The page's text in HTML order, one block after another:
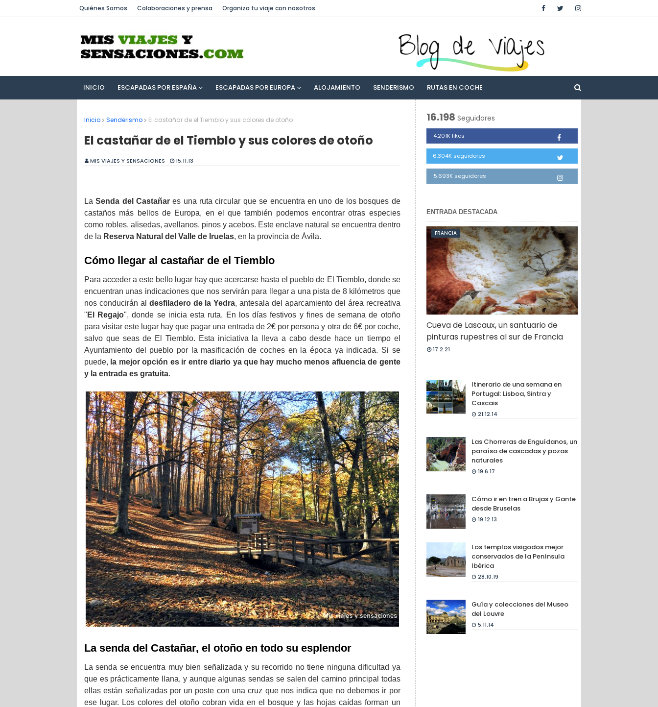
Quiénes Somos Colaboraciones y prensa Organiza tu viaje con nosotros
INICIO ESCAPADAS POR ESPAÑA ESCAPADAS POR EUROPA ALOJAMIENTO SENDERISMO RUTAS EN COCHE
Inicio Senderismo El castañar de el Tiemblo y sus colores de otoño
El castañar de el Tiemblo y sus colores de otoño
MIS VIAJES Y SENSACIONES 15.11.13
LaSenda del Castañar es una ruta circular que se encuentra en uno de los bosques de
castaños más bellos de Europa, en el que también podemos encontrar otras especies
como robles, alisedas, avellanos, pinos y acebos. Este enclave natural se encuentra dentro
de la Reserva Natural del Valle de Iruelas, en la provincia de Ávila.
Cómo llegar al castañar de el Tiemblo
Para acceder a este bello lugar hay que acercarse hasta el pueblo de El Tiemblo, donde se
encuentran unas indicaciones que nos servirán para llegar a una pista de 8 kilómetros que
nos conducirán al desfiladero de la Yedra, antesala del aparcamiento del área recreativa
" El Regajo", donde se inicia esta ruta. En los días festivos y fines de semana de otoño
para visitar este lugar hay que pagar una entrada de 2€ por persona y otra de 6€ por coche,
salvo que seas de El Tiemblo. Esta iniciativa la lleva a cabo desde hace un tiempo el
Ayuntamiento del pueblo por la masificación de coches en la época ya indicada. Si se
puede, la mejor opción es ir entre diario ya que hay mucho menos afluencia de gente
y la entrada es gratuita.
La senda del Castañar, el otoño en todo su esplendor
La senda se encuentra muy bien señalizada y su recorrido no tiene ninguna dificultad ya
que es prácticamente llana, y aunque algunas sendas se salen del camino principal todas
ellas están señalizadas por un poste con una cruz que nos indica que no debemos ir por
ese lugar. Los colores del otoño cobran vida en el bosque y las hojas caídas forman un
16.198 Seguidores
4.201K likes
6.304K seguidores
5.693K seguidores
ENTRADA DESTACADA
FRANCIA
Cueva de Lascaux, un santuario de
pinturas rupestres al sur de Francia
17.2.21
Itinerario de una semana en
Portugal: Lisboa, Sintra y
Cascais
21.12.14
Las Chorreras de Enguídanos, un
paraíso de cascadas y pozas
naturales
19.6.17
Cómo ir en tren a Brujas y Gante
desde Bruselas
19.12.13
Los templos visigodos mejor
conservados de la Península
Ibérica
28.10.19
Guía y colecciones del Museo
del Louvre
5.11.14